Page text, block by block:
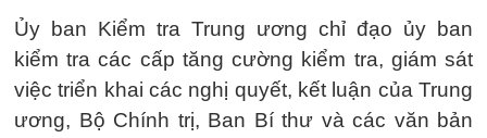
Ủy ban Kiểm tra Trung ương chỉ đạo ủy ban
kiểm tra các cấp tăng cường kiểm tra, giám sát
việc triển khai các nghị quyết, kết luận của Trung
ương, Bộ Chính trị, Ban Bí thư và các văn bản